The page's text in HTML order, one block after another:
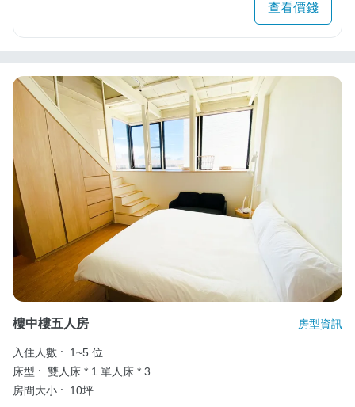
查看價錢
樓中樓五人房 房型資訊
入住人數 :
1~5 位
床型 : 雙人床 * 1 單人床 * 3
房間大小 :
10坪